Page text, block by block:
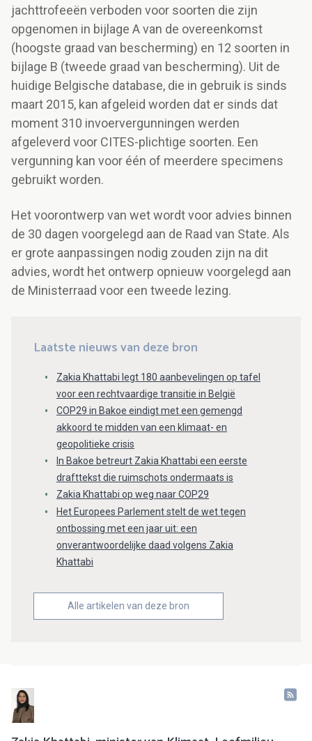
jachttrofeeën verboden voor soorten die zijn
opgenomen in bijlage A van de overeenkomst
(hoogste graad van bescherming) en 12 soorten in
bijlage B (tweede graad van bescherming). Uit de
huidige Belgische database, die in gebruik is sinds
maart 2015, kan afgeleid worden dat er sinds dat
moment 310 invoervergunningen werden
afgeleverd voor CITES-plichtige soorten. Een
vergunning kan voor één of meerdere specimens
gebruikt worden.
Het voorontwerp van wet wordt voor advies binnen
de 30 dagen voorgelegd aan de Raad van State. Als
er grote aanpassingen nodig zouden zijn na dit
advies, wordt het ontwerp opnieuw voorgelegd aan
de Ministerraad voor een tweede lezing.
Laatste nieuws van deze bron
Zakia Khattabi legt 180 aanbevelingen op tafel
voor een rechtvaardige transitie in België
COP29 in Bakoe eindigt met een gemengd
akkoord te midden van een klimaat- en
geopolitieke crisis
In Bakoe betreurt Zakia Khattabi een eerste
drafttekst die ruimschots ondermaats is
Zakia Khattabi op weg naar COP29
Het Europees Parlement stelt de wet tegen
ontbossing met een jaar uit: een
onverantwoordelijke daad volgens Zakia
Khattabi
Alle artikelen van deze bron